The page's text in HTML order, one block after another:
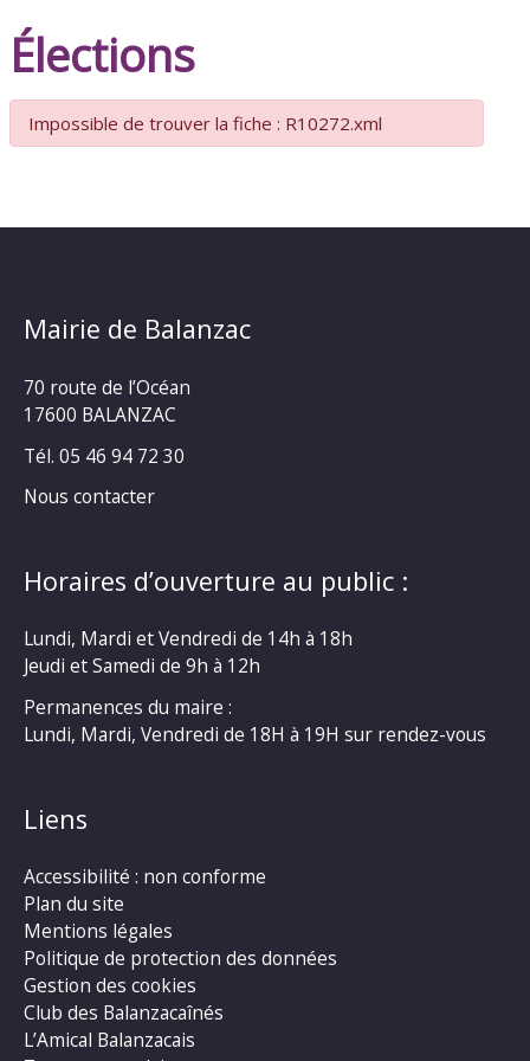
Élections
Impossible de trouver la fiche : R10272.xml
Mairie de Balanzac
70 route de l’Océan
17600 BALANZAC
Tél. 05 46 94 72 30
Nous contacter
Horaires d’ouverture au public :
Lundi, Mardi et Vendredi de 14h à 18h
Jeudi et Samedi de 9h à 12h
Permanences du maire :
Lundi, Mardi, Vendredi de 18H à 19H sur rendez-vous
Liens
Accessibilité : non conforme
Plan du site
Mentions légales
Politique de protection des données
Gestion des cookies
Club des Balanzacaînés
L’Amical Balanzacais